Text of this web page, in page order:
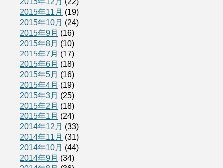
2015年12月 (22)
2015年11月 (19)
2015年10月 (24)
2015年9月 (16)
2015年8月 (10)
2015年7月 (17)
2015年6月 (18)
2015年5月 (16)
2015年4月 (19)
2015年3月 (25)
2015年2月 (18)
2015年1月 (24)
2014年12月 (33)
2014年11月 (31)
2014年10月 (44)
2014年9月 (34)